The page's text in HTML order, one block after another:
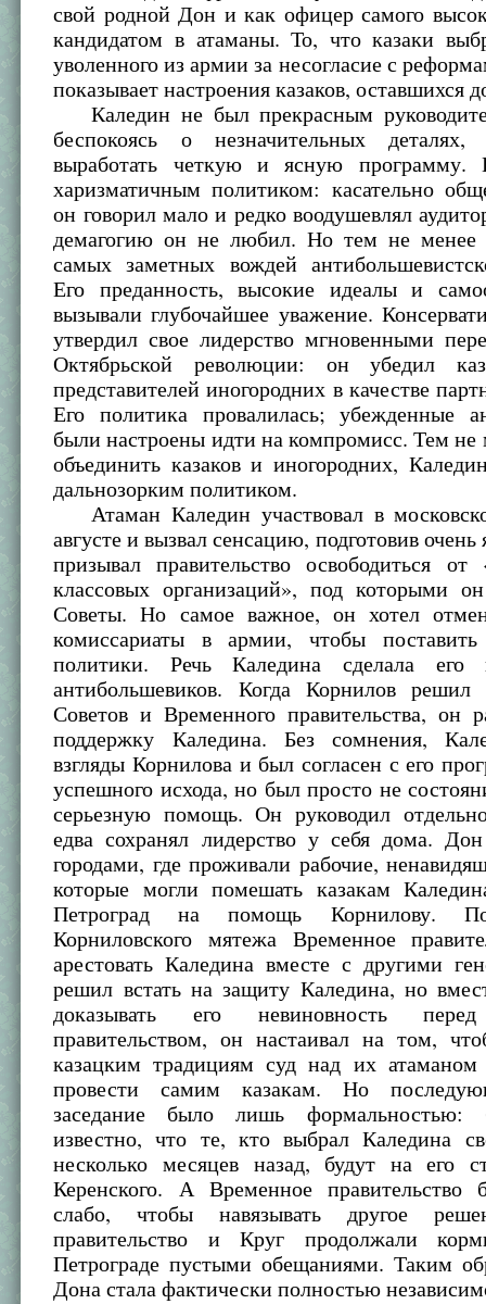
свой родной Дон и как офицер самого
кандидатом в атаманы. То, что казаки
уволенного из армии за несогласие с
показывает настроения казаков, оставшихся
Каледин не был прекрасным
беспокоясь о незначительных
выработать четкую и ясную
харизматичным политиком: касательно
он говорил мало и редко воодушевлял
демагогию он не любил. Но тем не
самых заметных вождей
Его преданность, высокие идеалы и
вызывали глубочайшее уважение.
утвердил свое лидерство мгновенными
Октябрьской революции: он убедил
представителей иногородних в качестве
Его политика провалилась; убежденные
были настроены идти на компромисс. Тем не
объединить казаков и иногородних,
дальнозорким политиком.
Атаман Каледин участвовал в
августе и вызвал сенсацию, подготовив
призывал правительство освободиться
классовых организаций», под которыми
Советы. Но самое важное, он хотел
комиссариаты в армии, чтобы
политики. Речь Каледина сделала его
антибольшевиков. Когда Корнилов
Советов и Временного правительства, он
поддержку Каледина. Без сомнения,
взгляды Корнилова и был согласен с его
успешного исхода, но был просто не
серьезную помощь. Он руководил
едва сохранял лидерство у себя дома.
городами, где проживали рабочие,
которые могли помешать казакам
Петроград на помощь Корнилову.
Корниловского мятежа Временное
арестовать Каледина вместе с другими
решил встать на защиту Каледина, но
доказывать его невиновность
правительством, он настаивал на том,
казацким традициям суд над их
провести самим казакам. Но
заседание было лишь формальностью:
известно, что те, кто выбрал Каледина
несколько месяцев назад, будут на его
Керенского. А Временное
слабо, чтобы навязывать другое
правительство и Круг продолжали
Петрограде пустыми обещаниями. Таким
Дона стала фактически полностью